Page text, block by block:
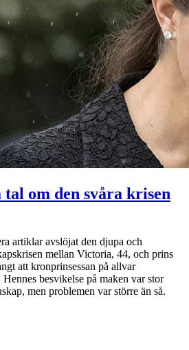
om den svåra krisen
artiklar avslöjat den djupa och
mellan Victoria, 44, och prins
att kronprinsessan på allvar
besvikelse på maken var stor
men problemen var större än så.